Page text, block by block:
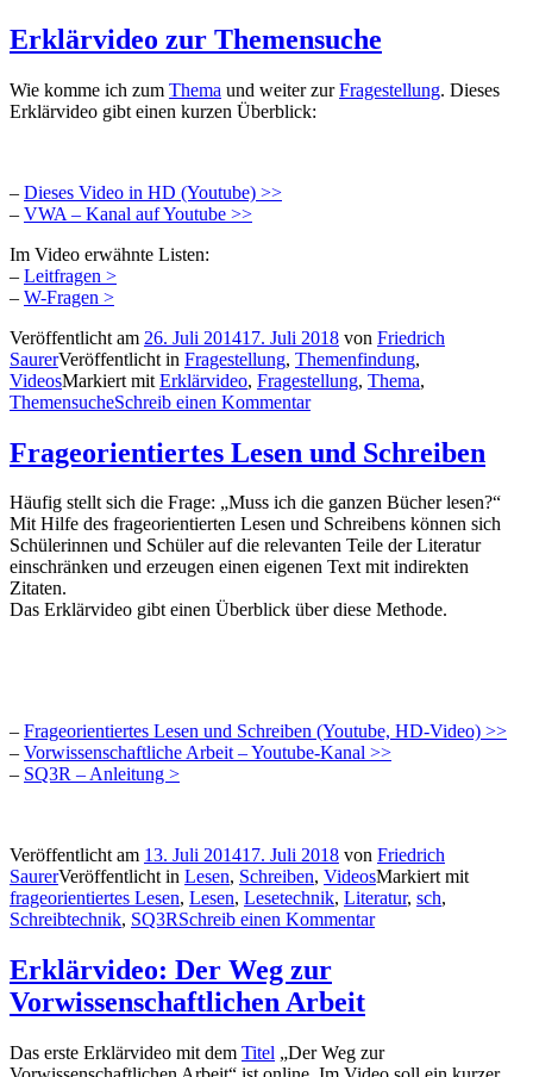
Erklärvideo zur Themensuche
Wie komme ich zum Thema und weiter zurFragestellung. Dieses
Erklärvideo gibt einen kurzen Überblick:
– Dieses Video in HD (Youtube) >>
– VWA – Kanal auf Youtube >>
Im Video erwähnte Listen:
– Leitfragen >
– W-Fragen >
Veröffentlicht am 26. Juli 201417. Juli 2018 von Friedrich
SaurerVeröffentlicht in Fragestellung, Themenfindung,
VideosMarkiert mit Erklärvideo, Fragestellung, Thema,
ThemensucheSchreib einen Kommentar
Frageorientiertes Lesen und Schreiben
Häufig stellt sich die Frage: „Muss ich die ganzen Bücher lesen?“
Mit Hilfe des frageorientierten Lesen und Schreibens können sich
Schülerinnen und Schüler auf die relevanten Teile der Literatur
einschränken und erzeugen einen eigenen Text mit indirekten
Zitaten.
Das Erklärvideo gibt einen Überblick über diese Methode.
– Frageorientiertes Lesen und Schreiben (Youtube, HD-Video) >>
– Vorwissenschaftliche Arbeit – Youtube-Kanal >>
– SQ3R – Anleitung >
Veröffentlicht am 13. Juli 201417. Juli 2018 von Friedrich
SaurerVeröffentlicht in Lesen, Schreiben, VideosMarkiert mit
frageorientiertes Lesen, Lesen, Lesetechnik, Literatur, sch,
Schreibtechnik, SQ3RSchreib einen Kommentar
Erklärvideo: Der Weg zur
Vorwissenschaftlichen Arbeit
Das erste Erklärvideo mit dem Titel „Der Weg zur